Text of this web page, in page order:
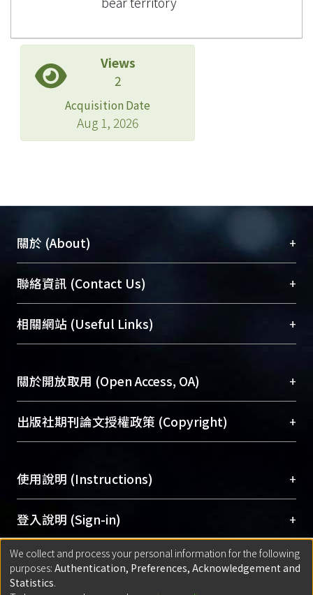
Views
2
Acquisition Date
Aug 1, 2026
關於 (About) +
臺大位居世界頂尖大學之列，為永久珍藏及向國際
展現本校豐碩的研究成果及學術能量，圖書館整合
機構典藏（NTUR）與學術庫（AH）不同功能平
台，成為臺大學術典藏NTU scholars。期能整合研
成果。
To permanently archive and promote researcher
profiles and scholarly works, Library integrates the
services of “NTU Repository” with “Academic
聯絡資訊 (Contact Us) +
總館學科館員(Main Library)
醫學圖書館學科館員(Medical Library)
Sciences Library)
相關網站 (Useful Links) +
關於開放取用 (Open Access, OA) +
開放取用是從使用者角度提升資訊取用性的社會運
動，應用在學術研究上是透過將研究著作公開供使
用逐年攀升。同時可加速研究發展、提升研究影響
Archive）平台。 （點選深入了解OA）
出版社期刊論文授權政策 (Copyright) +
含部分內容的版權非匯入者所有，或由第三方贊
助與合作完成，請確認該版權所有者及第三方同
意提供此授權。
Please represent that the submission is your
original work, and that you have the right to
grant the rights to upload.
使用說明 (Instructions) +
網站簡介(Quickstart Guide)
使用手冊(Instruction Manual)
線上預約服務(Booking Service)
登入說明 (Sign-in) +
方案一：臺灣大學計算機中心帳號登入
(With C&INC Email Account)
匯入著作 (Submission) +
We collect and process your personal information for the following
purposes: Authentication, Preferences, Acknowledgement and
Statistics.